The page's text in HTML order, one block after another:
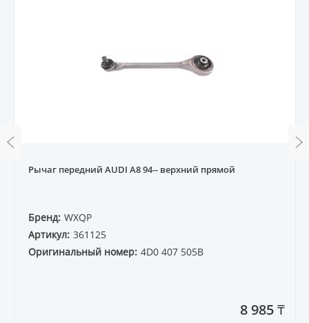
Рычаг передний AUDI A8 94-- верхний прямой
Бренд: WXQP
Артикул: 361125
Оригинальный номер: 4D0 407 505B
8 985 ₸